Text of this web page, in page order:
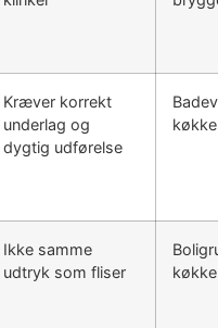
Kræver korrekt
underlag og
dygtig udførelse
Ikke samme
udtryk som fliser